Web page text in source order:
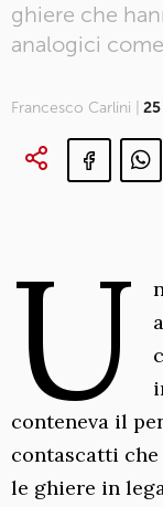
ghiere che
analogici come
Francesco Carlini |
U
conteneva il
contascatti
le ghiere in